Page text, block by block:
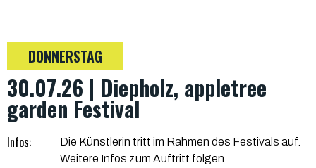
DONNERSTAG
30.07.26 | Diepholz, appletree
garden Festival
Infos:
Die Künstlerin tritt im Rahmen des Festivals auf.
Weitere Infos zum Auftritt folgen.